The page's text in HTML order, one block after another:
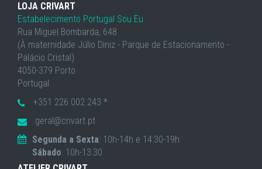
LOJA CRIVART
Estabelecimento Portugal Sou Eu
Rua Miguel Bombarda, 648
(À maternidade Júlio Diniz - Parque de Estacionamento -
Palácio Cristal)
4050-379 Porto
Portugal
+351 226 002 243 *
geral@crivart.pt
Segunda a Sexta: 10h-14h e 14:30-19h
Sábado: 10h-13:30